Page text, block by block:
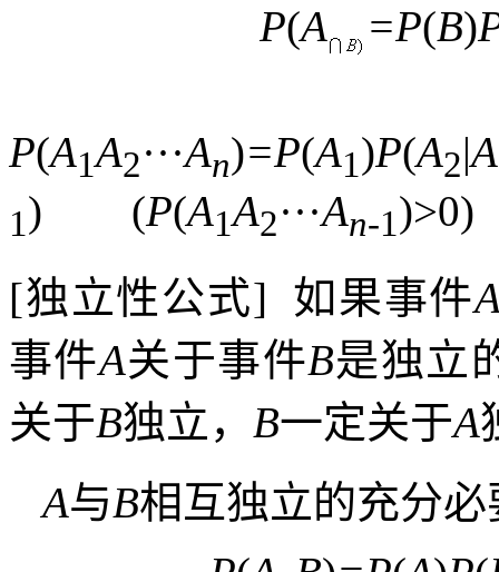
P(A =P(B)
P(A1A2···An)=P(A1)P(A2|A
1) (P(A1A2···An-1)>0)
[独立性公式] 如果事件
事件A关于事件B是独立
关于B独立， B一定关于A
A与B相互独立的充分